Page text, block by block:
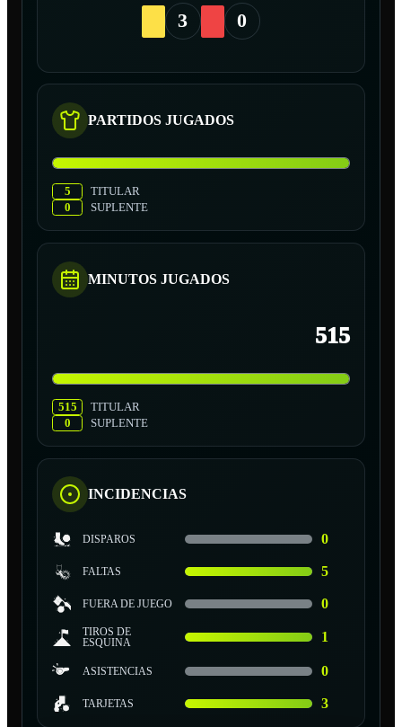
3 0
PARTIDOS JUGADOS
5
TITULAR
0
SUPLENTE
MINUTOS JUGADOS
515
515
TITULAR
0
SUPLENTE
INCIDENCIAS
DISPAROS 0
FALTAS 5
FUERA DE JUEGO 0
TIROS DE
ESQUINA
1
ASISTENCIAS 0
TARJETAS 3